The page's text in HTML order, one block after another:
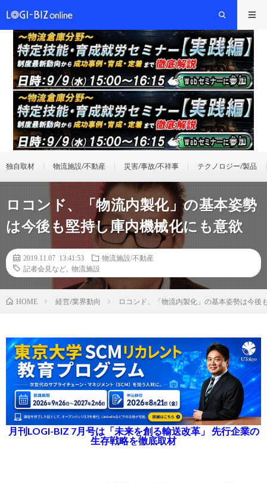
独自取材 物流施設/不動産 災害/事故/不祥事 テクノロジー/製品
ロコンド、「物流内製化」の基本姿勢
は今後も堅持し庫内機械化にも意欲
2019.11.07 13:41:53
物流施設/不動産
記者会見など
物流施設
HOME 経営/業界動向 ロコンド、「物流内製化」の基本姿勢は今後
月刊LOGI-BIZ 7月号は「未来を創る輸送改革」 先行企業の
生存戦略を徹底取材